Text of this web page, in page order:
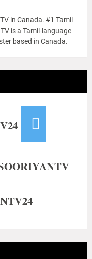
in Canada. #1 Tamil
is a Tamil-language
based in Canada.